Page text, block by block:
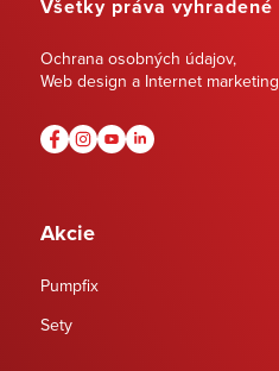
Všetky práva vyhradené
Ochrana osobných údajov,
Web design a Internet marketing
Akcie
Pumpfix
Sety